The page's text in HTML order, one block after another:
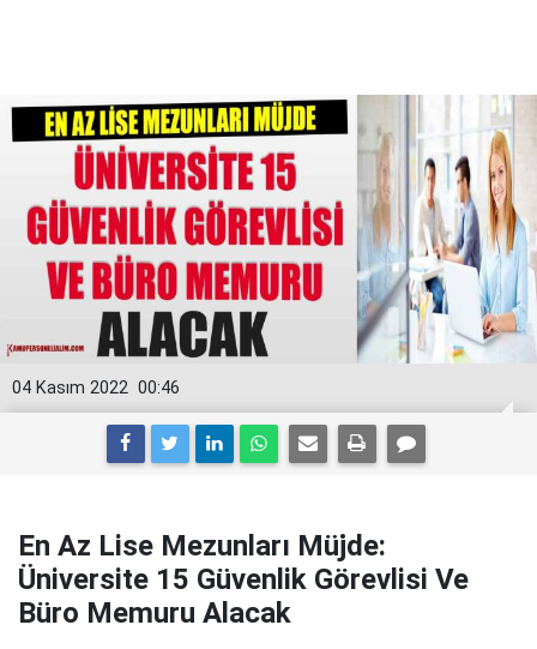
00:46
04 Kasım 2022
En Az Lise Mezunları Müjde:
Üniversite 15 Güvenlik Görevlisi Ve
Büro Memuru Alacak